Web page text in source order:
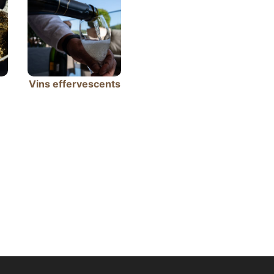
Vins effervescents